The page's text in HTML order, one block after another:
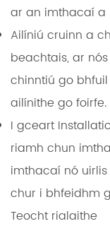
ar an imthacaí a
Ailíniú cruinn a
beachtais, ar
chinntiú go
ailínithe go foirfe.
I gceart
riamh chun
imthacaí nó
chur i bhfeidhm
Teocht rialaithe